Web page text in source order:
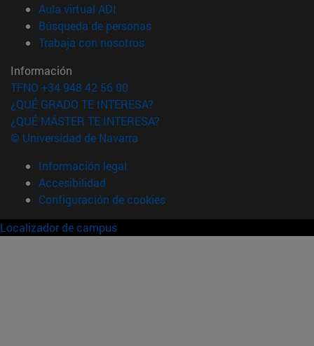
Aula virtual ADI
Búsqueda de personas(abre en nueva ventana)
Trabaja con nosotros(abre en nueva ventana)
Información
TFNO +34 948 42 56 00
¿QUÉ GRADO TE INTERESA?
¿QUÉ MÁSTER TE INTERESA?
© Universidad de Navarra
Información legal
Accesibilidad
Configuración de cookies
Localizador de campus